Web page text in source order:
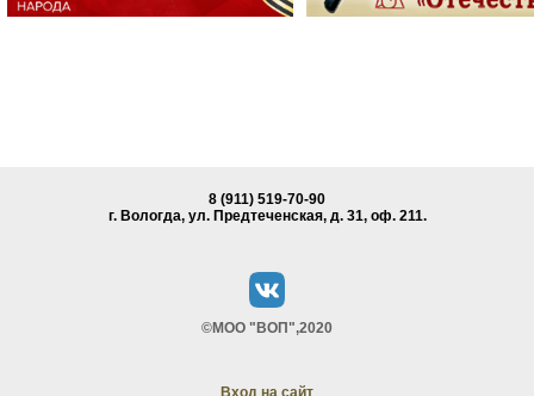
8 (911) 519-70-90
г. Вологда, ул. Предтеченская, д. 31, oф. 211.
©МОО "ВОП",2020